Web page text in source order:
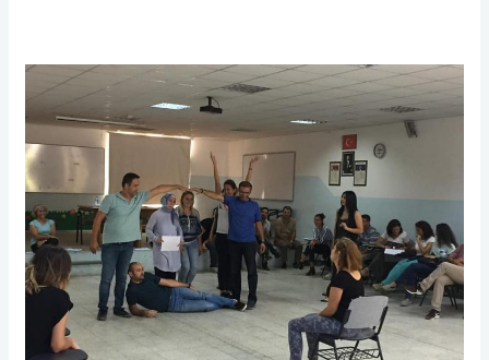
28.
Scientix
STEM
Eğitimi
Çalıştayı
Muğla